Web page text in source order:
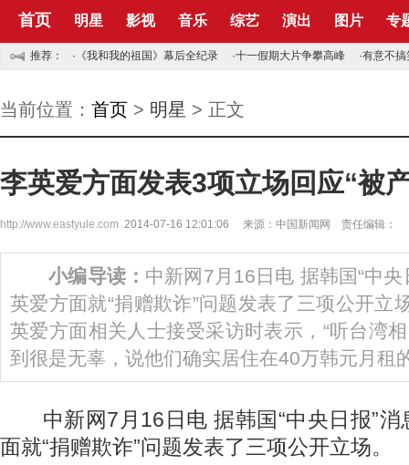
首页 明星 影视 音乐 综艺 演出 图片 专
推荐： · 《我和我的祖国》幕后全纪录 ·十一假期大片争攀高峰 ·有意不搞
当前位置： 首页 > 明星 > 正文
李英爱方面发表3项立场回应“被
http://www.eastyule.com 2014-07-16 12:01:06 来源：中国新闻网 责任编辑：
小编导读： 中新网7月16日电 据韩国“中
英爱方面就“捐赠欺诈”问题发表了三项公开
英爱方面相关人士接受采访时表示，“听台湾
到很是无辜，说他们确实居住在40万韩元月租
中新网7月16日电 据韩国“中央日报”消
面就“捐赠欺诈”问题发表了三项公开立场。